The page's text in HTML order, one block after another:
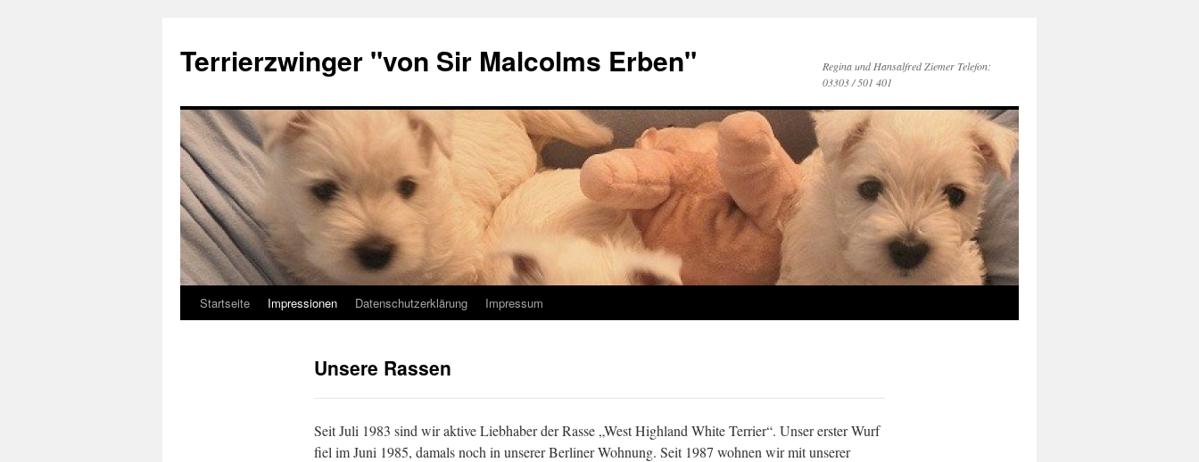
springen
Terrierzwinger "von Sir Malcolms Erben"
Regina und Hansalfred Ziemer Telefon:
03303 / 501 401
Startseite Impressionen Datenschutzerklärung Impressum
Unsere Rassen
Seit Juli 1983 sind wir aktive Liebhaber der Rasse „West Highland White Terrier“. Unser erster Wurf
fiel im Juni 1985, damals noch in unserer Berliner Wohnung. Seit 1987 wohnen wir mit unserer